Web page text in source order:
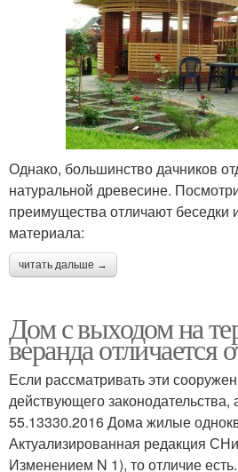
Однако, большинство дачников
натуральной древесине.
преимущества отличают беседки
материала:
читать дальше →
Дом с выходом на
веранда отличается
Если рассматривать эти
действующего
55.13330.2016 Дома жилые
Актуализированная редакция
Изменением N 1), то отличие